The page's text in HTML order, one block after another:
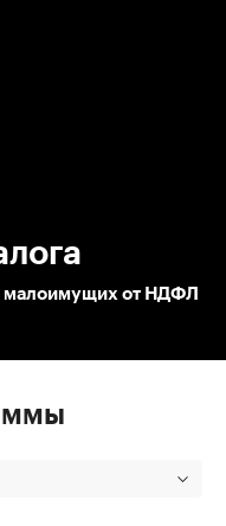
малоимущих от НДФЛ